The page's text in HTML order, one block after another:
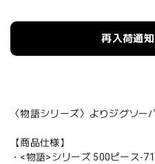
再入荷通
〈物語シリーズ〉よりジグソー
【商品仕様】
・<物語>シリーズ 500ピース-